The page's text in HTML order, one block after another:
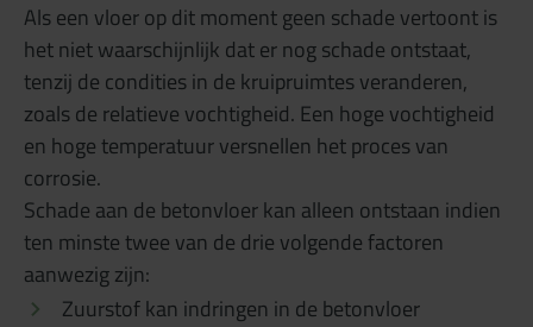
Als een vloer op dit moment geen schade vertoont is
het niet waarschijnlijk dat er nog schade ontstaat,
tenzij de condities in de kruipruimtes veranderen,
zoals de relatieve vochtigheid. Een hoge vochtigheid
en hoge temperatuur versnellen het proces van
corrosie.
Schade aan de betonvloer kan alleen ontstaan indien
ten minste twee van de drie volgende factoren
aanwezig zijn:
Zuurstof kan indringen in de betonvloer